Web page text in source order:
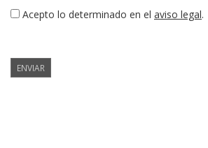
Acepto lo determinado en el aviso legal.
ENVIAR